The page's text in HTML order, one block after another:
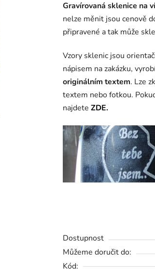
je
0,0
z
hvězdiček.
Gravírovaná sklenice na
nelze měnit jsou cenově
připravené a tak může
Vzory sklenic jsou
nápisem na zakázku,
originálním textem. Lze
textem nebo fotkou.
najdete ZDE.
Dostupnost
Můžeme doručit do:
Kód: